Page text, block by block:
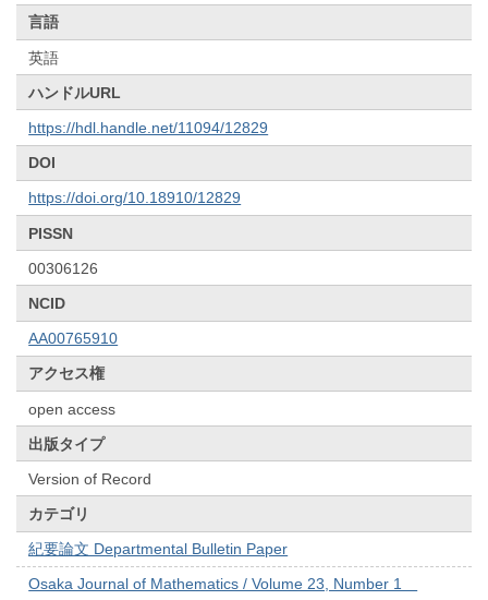
言語
英語
ハンドルURL
https://hdl.handle.net/11094/12829
DOI
https://doi.org/10.18910/12829
PISSN
00306126
NCID
AA00765910
アクセス権
open access
出版タイプ
Version of Record
カテゴリ
紀要論文 Departmental Bulletin Paper
Osaka Journal of Mathematics / Volume 23, Number 1